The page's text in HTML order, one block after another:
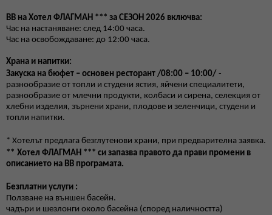
BB на Хотел ФЛАГМАН *** за СЕЗОН 2026 включва:
Час на настаняване: след 14:00 часа.
Час на освобождаване: до 12:00 часа.
Храна и напитки:
Закуска на бюфет – основен ресторант /08:00 – 10:00/ -
разнообразие от топли и студени ястия, яйчени специалитети,
разнообразие от млечни продукти, колбаси и сирена, селекция от
хлебни изделия, зърнени храни, плодове и зеленчици, студени и
топли напитки.
* Хотелът предлага безглутенови храни, при предварителна заявка.
** Хотел ФЛАГМАН *** си запазва правото да прави промени в
описанието на BB програмата.
Безплатни услуги :
Ползване на външен басейн.
чадъри и шезлонги около басейна (според наличността)